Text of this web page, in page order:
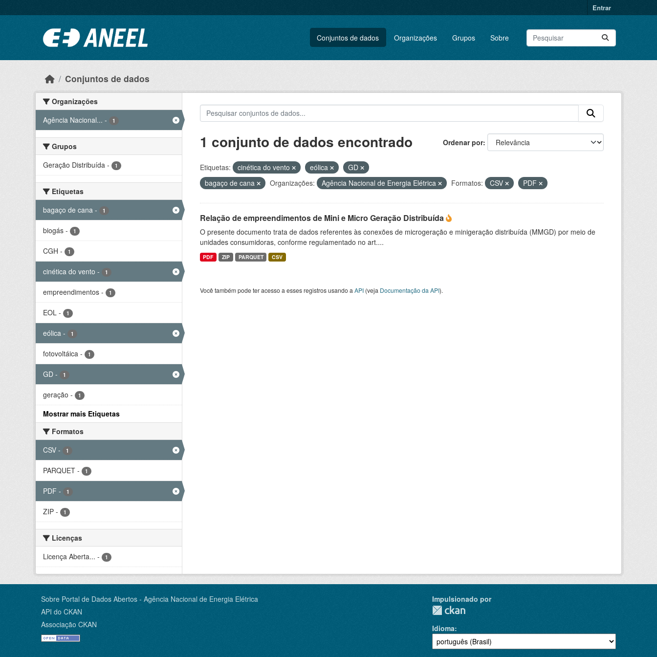
Entrar
Conjuntos de dados Organizações Grupos Sobre
Conjuntos de dados
Organizações
Agência Nacional... - 1
Grupos
Geração Distribuída - 1
Etiquetas
bagaço de cana - 1
biogás - 1
CGH - 1
cinética do vento - 1
empreendimentos - 1
EOL - 1
eólica - 1
fotovoltáica - 1
GD - 1
geração - 1
Mostrar mais Etiquetas
Formatos
CSV - 1
PARQUET - 1
PDF - 1
ZIP - 1
Licenças
Licença Aberta... - 1
Ordenar por
1 conjunto de dados encontrado
Etiquetas: cinética do vento eólica
GD
bagaço de cana
Organizações: Agência Nacional de Energia Elétrica Formatos: CSV PDF
Relação de empreendimentos de Mini e Micro Geração Distribuída
O presente documento trata de dados referentes às conexões de microgeração e minigeração distribuída (MMGD) por meio de
unidades consumidoras, conforme regulamentado no art....
PDF ZIP PARQUET CSV
Você também pode ter acesso a esses registros usando a API(veja Documentação da API).
Sobre Portal de Dados Abertos - Agência Nacional de Energia Elétrica
API do CKAN
Associação CKAN
Impulsionado por
Idioma